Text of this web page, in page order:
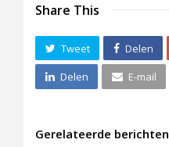
Share This
Tweet Delen
Delen E-mail
Gerelateerde berichten